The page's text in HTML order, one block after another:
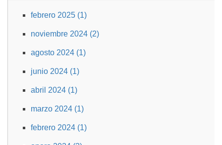
febrero 2025 (1)
noviembre 2024 (2)
agosto 2024 (1)
junio 2024 (1)
abril 2024 (1)
marzo 2024 (1)
febrero 2024 (1)